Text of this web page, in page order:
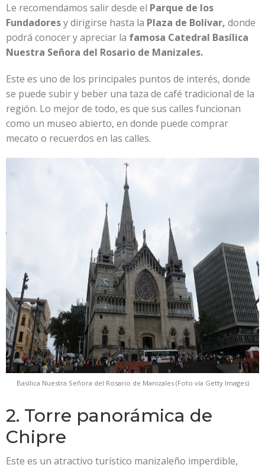
Le recomendamos salir desde el Parque de los
Fundadoresy dirigirse hasta la Plaza de Bolívar, donde
podrá conocer y apreciar la famosa Catedral Basílica
Nuestra Señora del Rosario de Manizales.
Este es uno de los principales puntos de interés, donde
se puede subir y beber una taza de café tradicional de la
región. Lo mejor de todo, es que sus calles funcionan
como un museo abierto, en donde puede comprar
mecato o recuerdos en las calles.
Basílica Nuestra Señora del Rosario de Manizales (Foto vía Getty Images)
2. Torre panorámica de
Chipre
Este es un atractivo turístico manizaleño imperdible,